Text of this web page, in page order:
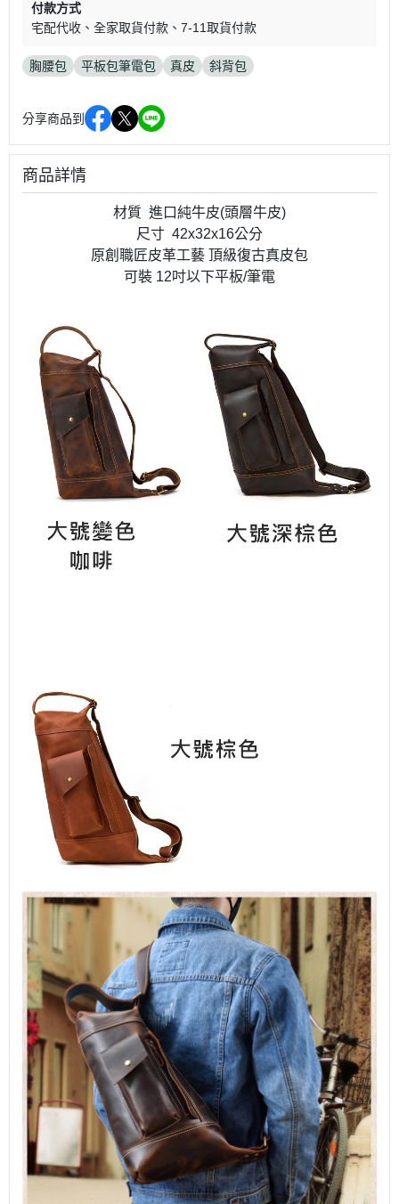
付款方式
宅配代收
全家取貨付款 7-11取貨付款
胸腰包 平板包筆電包 真皮 斜背包
分享商品到
商品詳情
材質 進口純牛皮(頭層牛皮)
尺寸 42x32x16公分
原創職匠皮革工藝 頂級復古真皮包
可裝 12吋以下平板/筆電